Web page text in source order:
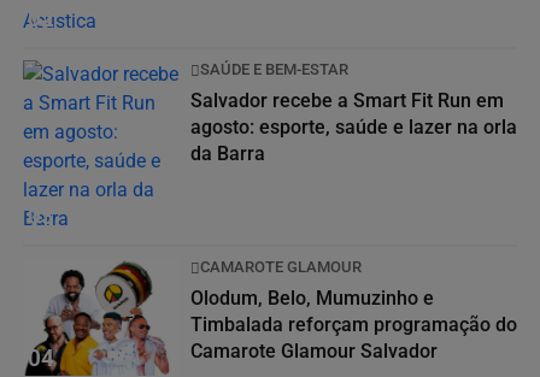
02
03
SAÚDE E BEM-ESTAR
Salvador recebe a Smart Fit Run em
agosto: esporte, saúde e lazer na orla
da Barra
04
CAMAROTE GLAMOUR
Olodum, Belo, Mumuzinho e
Timbalada reforçam programação do
Camarote Glamour Salvador